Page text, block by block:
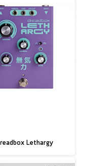
Lethargy